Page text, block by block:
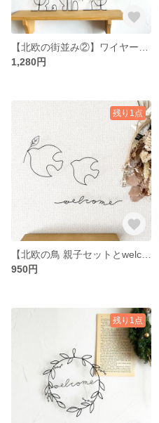
1,280円
残り1点
950円
残り1点